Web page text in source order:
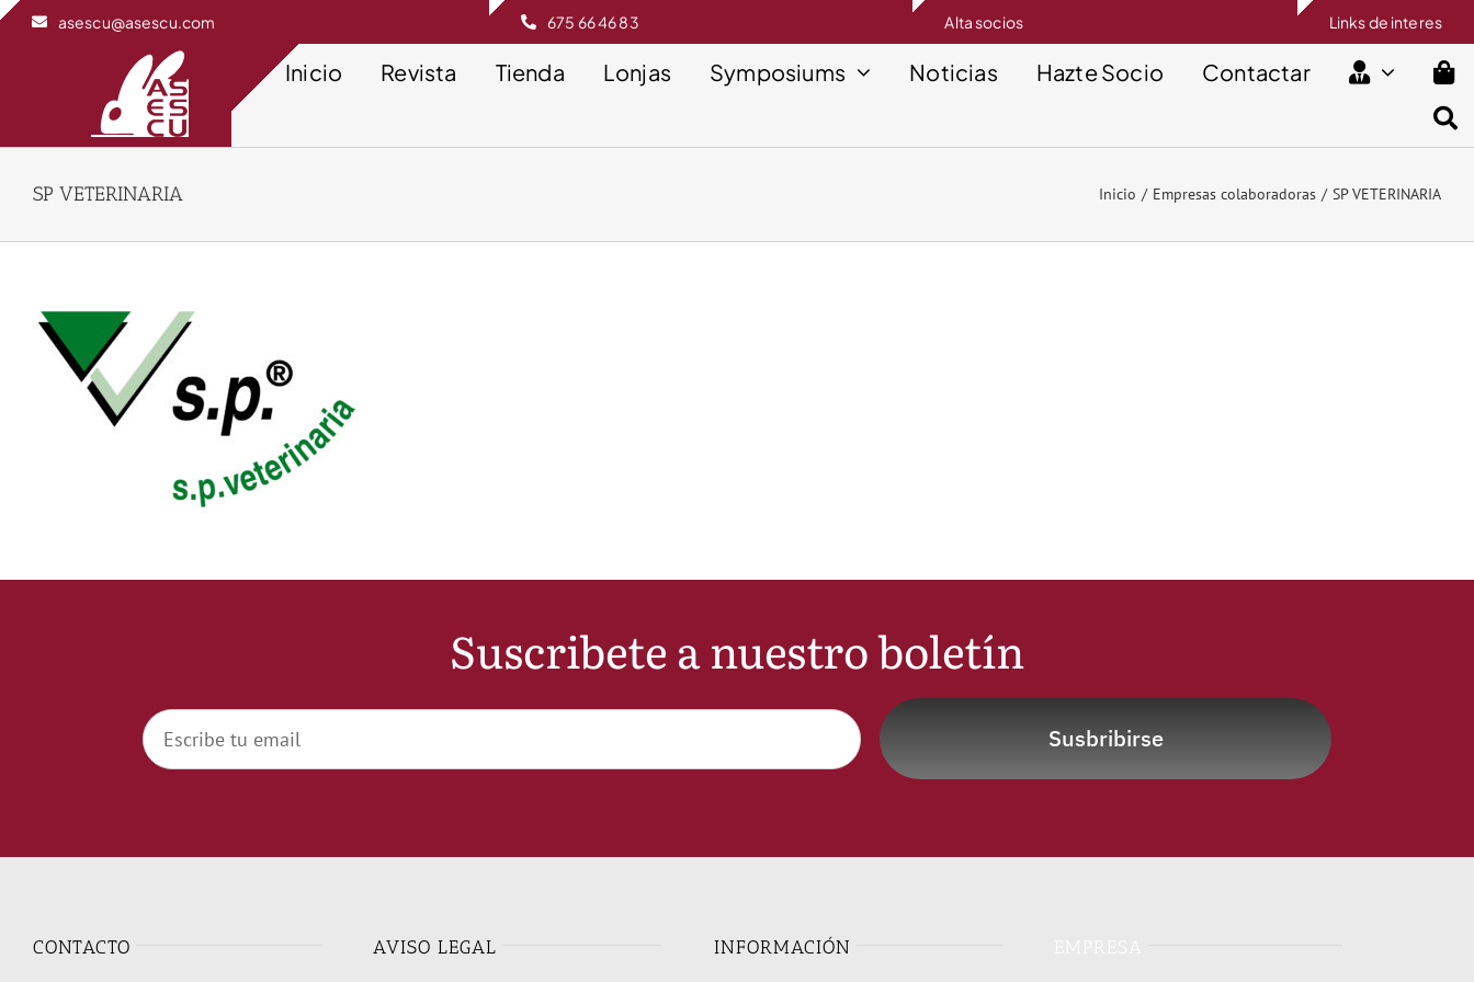
Saltar
asescu@asescu.com 675 66 46 83 Alta socios Links de interes
Inicio Revista Tienda Lonjas Symposiums Noticias Hazte Socio Contactar
SP VETERINARIA Inicio Empresas colaboradoras SP VETERINARIA
Suscribete a nuestro boletín
Susbribirse
CONTACTO AVISO LEGAL INFORMACIÓN